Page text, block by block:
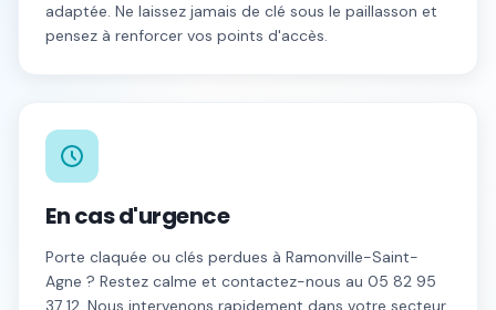
adaptée. Ne laissez jamais de clé sous le paillasson et
pensez à renforcer vos points d'accès.
En cas d'urgence
Porte claquée ou clés perdues à Ramonville-Saint-
Agne ? Restez calme et contactez-nous au 05 82 95
37 12 . Nous intervenons rapidement dans votre secteur.